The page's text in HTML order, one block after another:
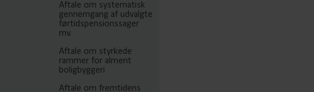
Aftale om systematisk
gennemgang af udvalgte
førtidspensionssager
mv.
Aftale om styrkede
rammer for alment
boligbyggeri
Aftale om fremtidens